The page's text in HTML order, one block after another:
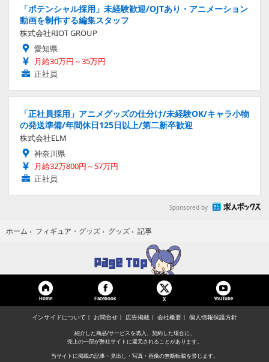
「ポテンシャル採用」未経験歓迎/OJTあり・アニメーション
動画を制作する編集スタッフ
株式会社RIOT GROUP
愛知県
月給30万円～35万円
正社員
「正社員採用」アニメグッズの仕分け/未経験OK/キャラ小物
の発送準備/年間休日125日以上/第二新卒歓迎
株式会社ELM
神奈川県
月給32万800円～57万円
正社員
Sponsored by
ホーム › フィギュア・グッズ › グッズ › 記事
Home Facebook X YouTube
インサイドについて お問合せ 広告掲載 会社概要 個人情報保護方針
紹介した商品/サービスを購入、契約した場合に、
売上の一部が弊社サイトに還元されることがあります。
当サイトに掲載の記事・見出し・写真・画像の無断転載を禁じます。